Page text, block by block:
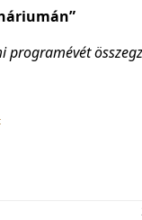
Utolsó
programévét